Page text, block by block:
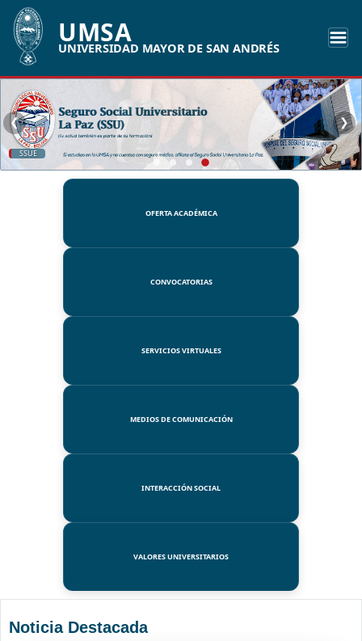
UMSA
UNIVERSIDAD MAYOR DE SAN ANDRÉS
SSUE
❮ ❯
OFERTA ACADÉMICA
CONVOCATORIAS
SERVICIOS VIRTUALES
MEDIOS DE COMUNICACIÓN
INTERACCIÓN SOCIAL
VALORES UNIVERSITARIOS
Noticia Destacada